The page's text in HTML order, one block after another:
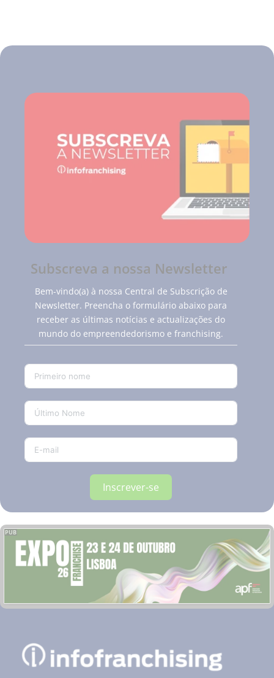
Subscreva a nossa Newsletter
Bem-vindo(a) à nossa Central de Subscrição de
Newsletter. Preencha o formulário abaixo para
receber as últimas notícias e actualizações do
mundo do empreendedorismo e franchising.
Inscrever-se
PUB